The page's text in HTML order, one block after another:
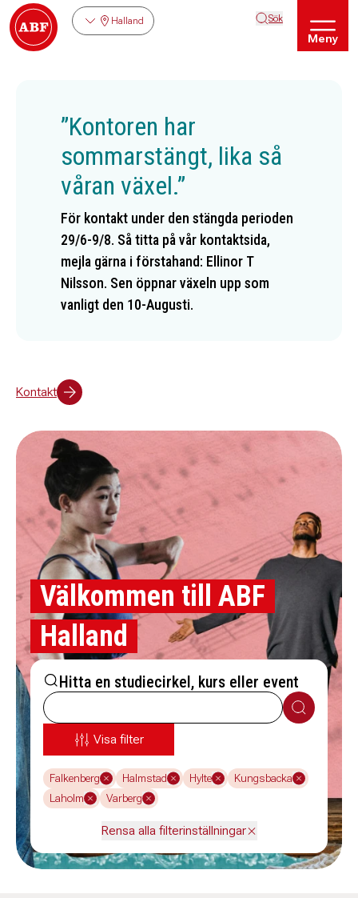
Halland Sök
Meny
”Kontoren har
sommarstängt, lika så
våran växel.”
För kontakt under den stängda perioden
29/6-9/8. Så titta på vår kontaktsida,
mejla gärna i förstahand: Ellinor T
Nilsson. Sen öppnar växeln upp som
vanligt den 10-Augusti.
Kontakt
Välkommen till ABF
Halland
Hitta en studiecirkel, kurs eller event
Sök
Visa filter
Falkenberg Halmstad Hylte
Kungsbacka
Laholm
Varberg
Rensa alla filterinställningar